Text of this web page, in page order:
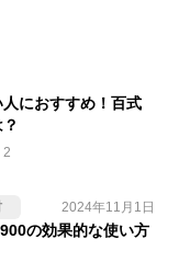
におすすめ！百式
2
2024年11月1日
の効果的な使い方